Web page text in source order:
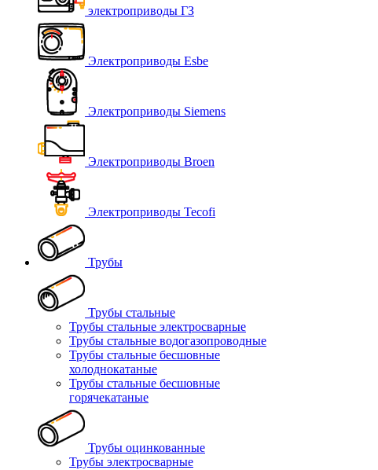
электроприводы ГЗ
Электроприводы Esbe
Электроприводы Siemens
Электроприводы Broen
Электроприводы Tecofi
Трубы
Трубы стальные
Трубы стальные электросварные
Трубы стальные водогазопроводные
Трубы стальные бесшовные
холоднокатаные
Трубы стальные бесшовные
горячекатаные
Трубы оцинкованные
Трубы электросварные